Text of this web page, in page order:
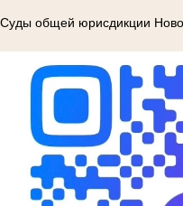
Суды общей юрисдикции